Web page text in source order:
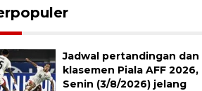
Jadwal pertandingan dan
klasemen Piala AFF 2026,
Senin (3/8/2026) jelang